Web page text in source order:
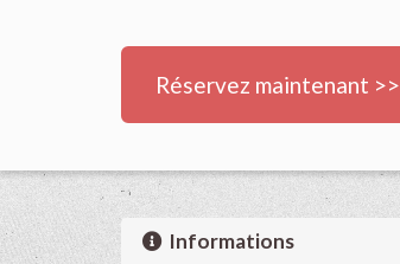
Réservez maintenant >>
Informations